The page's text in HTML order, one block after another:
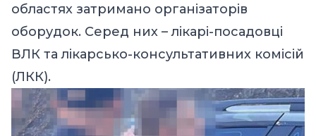
областях затримано організаторів
оборудок. Серед них – лікарі-посадовці
ВЛК та лікарсько-консультативних комісій
(ЛКК).